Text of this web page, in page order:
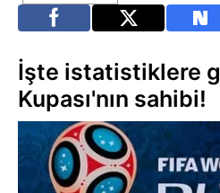
İşte istatistiklere
Kupası'nın sahibi!